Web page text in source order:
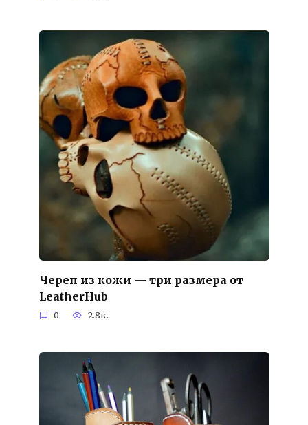
Череп из кожи — три размера от
LeatherHub
0 2.8к.